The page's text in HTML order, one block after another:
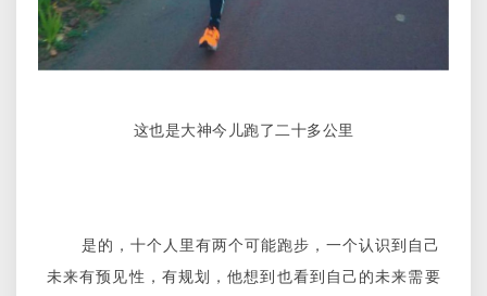
这也是大神今儿跑了二十多公里
是的，十个人里有两个可能跑步，一个认识到自己
未来有预见性，有规划，他想到也看到自己的未来需要